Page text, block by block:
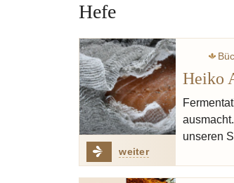
Hefe
weiter
Heiko
unseren